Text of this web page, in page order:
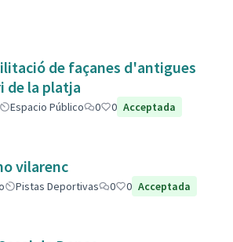
de façanes d'antigues
de la platja
Espacio Público 0 0 Acceptada
vilarenc
Pistas Deportivas 0 0 Acceptada